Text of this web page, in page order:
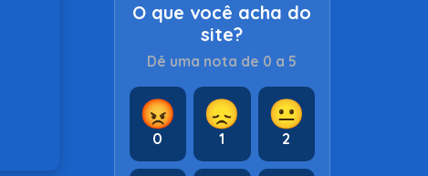
O que você acha do
site?
Dê uma nota de 0 a 5
😡
0
😞
1
😐
2